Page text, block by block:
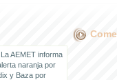
AEMET informa
naranja por
y Baza por